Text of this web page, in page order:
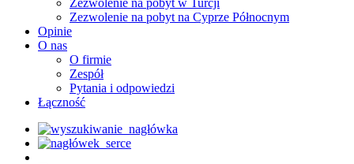
Zezwolenie na pobyt w Turcji
Zezwolenie na pobyt na Cyprze Północnym
Opinie
O nas
O firmie
Zespół
Pytania i odpowiedzi
Łączność